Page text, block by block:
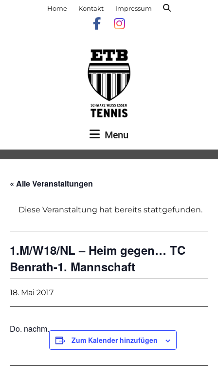
Home Kontakt Impressum
Menu
« Alle Veranstaltungen
Diese Veranstaltung hat bereits stattgefunden.
1.M/W18/NL – Heim gegen… TC
Benrath-1. Mannschaft
18. Mai 2017
Do. nachm.
Zum Kalender hinzufügen